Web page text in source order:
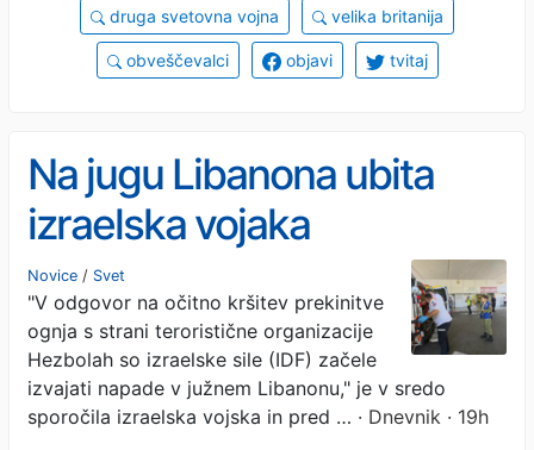
druga svetovna vojna velika britanija
obveščevalci objavi tvitaj
Na jugu Libanona ubita
izraelska vojaka
Novice / Svet
"V odgovor na očitno kršitev prekinitve
ognja s strani teroristične organizacije
Hezbolah so izraelske sile (IDF) začele
izvajati napade v južnem Libanonu," je v sredo
sporočila izraelska vojska in pred … · Dnevnik · 19h